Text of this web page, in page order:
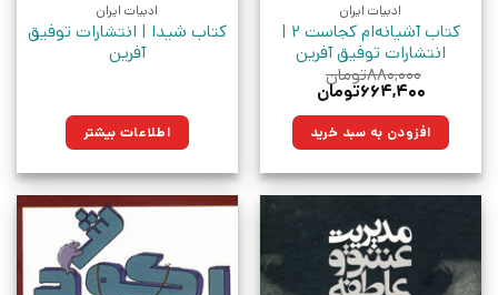
ادبیات ایران
کتاب آشیانه‌ام کجاست 2 |
انتشارات توفیق آفرین
۸۸۰,۰۰۰تومان
قیمت
۸۸۰,۰۰۰تومان
بود.
۶۶۴,۴۰۰تومان
۶۶۴,۴۰۰تومان.افزودن به سبد خرید
ادبیات ایران
کتاب شیدا | انتشارات توفیق
آفرین
اطلاعات بیشتر